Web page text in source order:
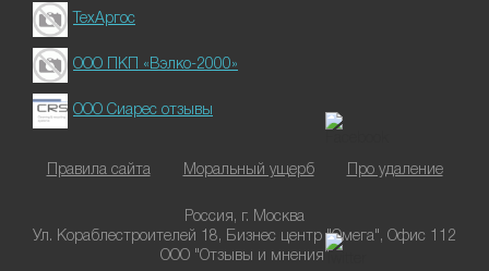
ТехАргос
ООО ПКП «Вэлко-2000»
ООО Сиарес отзывы
Правила сайта Моральный ущерб Про удаление
Россия, г. Москва
Ул. Кораблестроителей 18, Бизнес центр "Омега", Офис 112
ООО "Отзывы и мнения"